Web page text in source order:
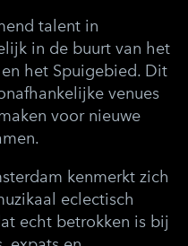
talent in
in de buurt van het
het Spuigebied. Dit
venues
voor nieuwe
kenmerkt zich
eclectisch
echt betrokken is bij